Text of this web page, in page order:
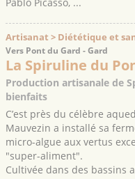
Artisanat > Diététique et
Vers Pont du Gard - Gard
La Spiruline du
Production artisanale de
bienfaits
C’est près du célèbre
Mauvezin a installé sa
micro-algue aux vertus
"super-aliment".
Cultivée dans des bassins